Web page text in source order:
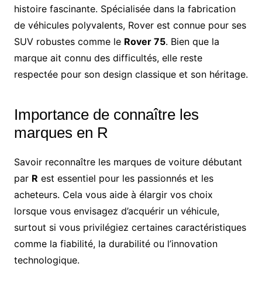
histoire fascinante. Spécialisée dans la fabrication
de véhicules polyvalents, Rover est connue pour ses
SUV robustes comme le Rover 75. Bien que la
marque ait connu des difficultés, elle reste
respectée pour son design classique et son héritage.
Importance de connaître les
marques en R
Savoir reconnaître les marques de voiture débutant
par R est essentiel pour les passionnés et les
acheteurs. Cela vous aide à élargir vos choix
lorsque vous envisagez d’acquérir un véhicule,
surtout si vous privilégiez certaines caractéristiques
comme la fiabilité, la durabilité ou l’innovation
technologique.